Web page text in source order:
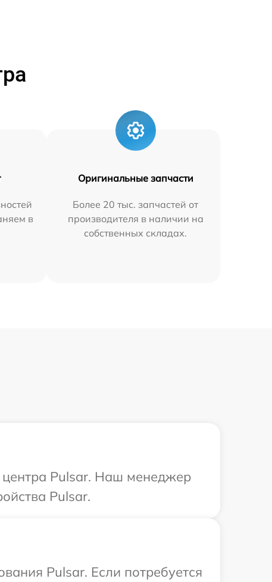
в
Оригинальные запчасти
Более 20 тыс. запчастей от
производителя в наличии на
собственных складах.
центра Pulsar. Наш менеджер
Pulsar.
Pulsar. Если потребуется